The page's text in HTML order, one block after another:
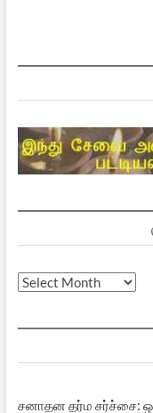
முந்தைய
சனாதன தர்ம சர்ச்சை: